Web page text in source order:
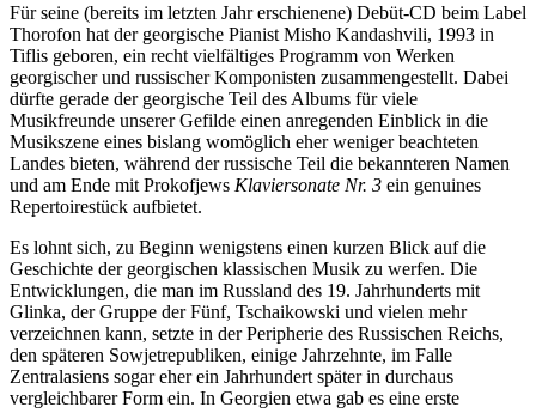
Für seine (bereits im letzten Jahr erschienene) Debüt-CD beim Label
Thorofon hat der georgische Pianist Misho Kandashvili, 1993 in
Tiflis geboren, ein recht vielfältiges Programm von Werken
georgischer und russischer Komponisten zusammengestellt. Dabei
dürfte gerade der georgische Teil des Albums für viele
Musikfreunde unserer Gefilde einen anregenden Einblick in die
Musikszene eines bislang womöglich eher weniger beachteten
Landes bieten, während der russische Teil die bekannteren Namen
und am Ende mit Prokofjews Klaviersonate Nr. 3 ein genuines
Repertoirestück aufbietet.
Es lohnt sich, zu Beginn wenigstens einen kurzen Blick auf die
Geschichte der georgischen klassischen Musik zu werfen. Die
Entwicklungen, die man im Russland des 19. Jahrhunderts mit
Glinka, der Gruppe der Fünf, Tschaikowski und vielen mehr
verzeichnen kann, setzte in der Peripherie des Russischen Reichs,
den späteren Sowjetrepubliken, einige Jahrzehnte, im Falle
Zentralasiens sogar eher ein Jahrhundert später in durchaus
vergleichbarer Form ein. In Georgien etwa gab es eine erste